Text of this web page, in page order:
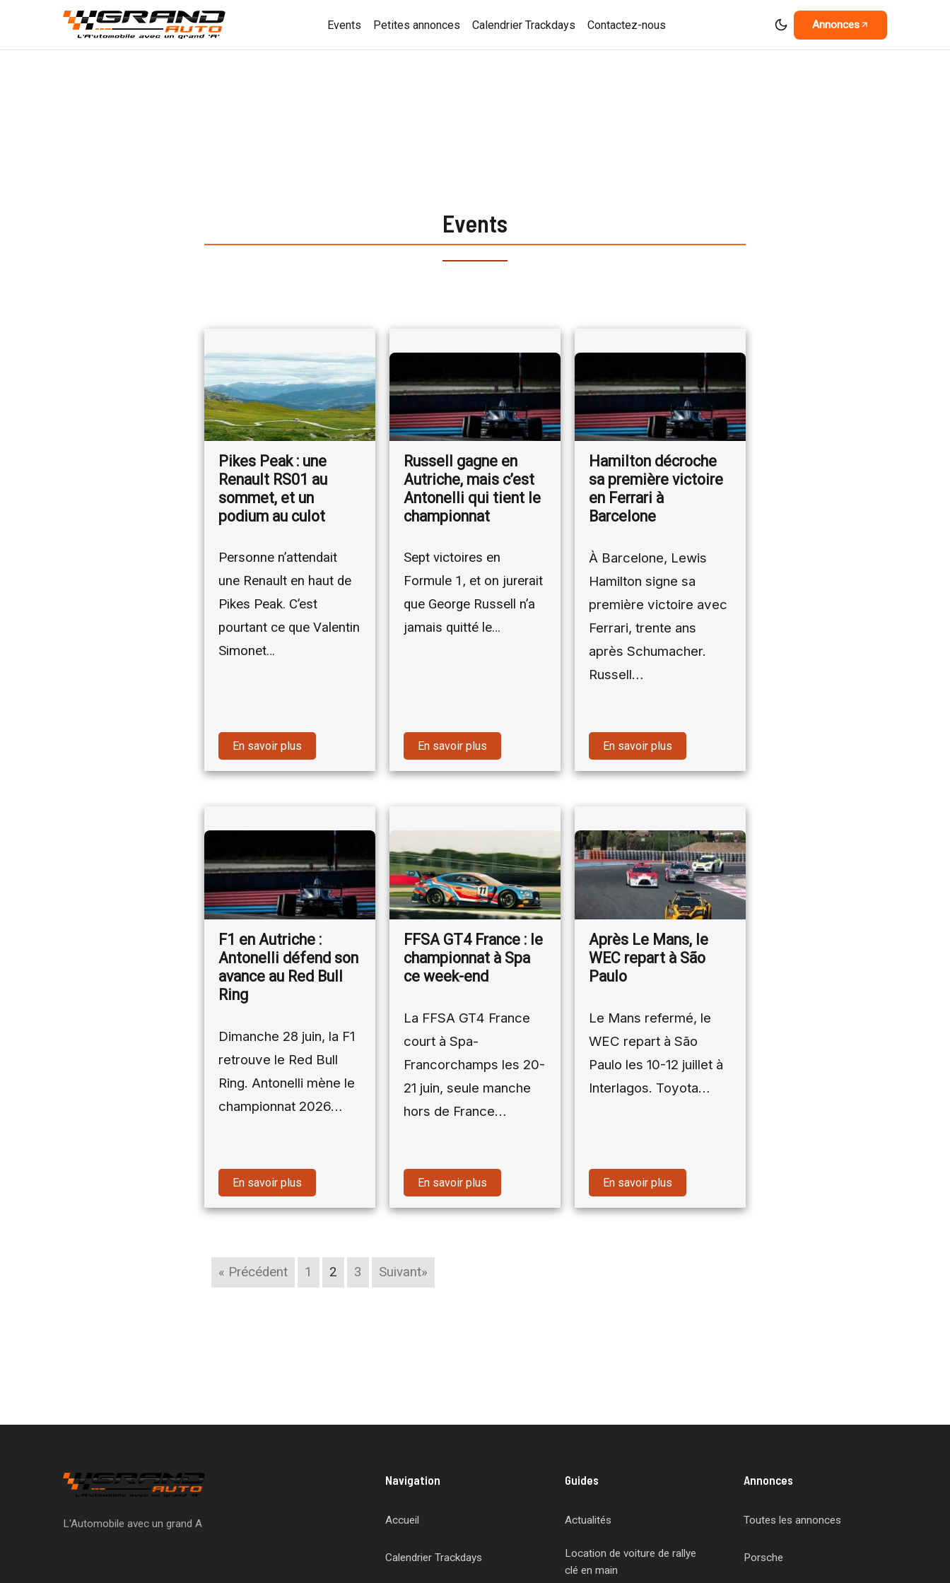
Events Petites annonces Calendrier Trackdays Contactez-nous Annonces
Events
Pikes Peak : une
Renault RS01 au
sommet, et un
podium au culot
Personne n’attendait
une Renault en haut de
Pikes Peak. C’est
pourtant ce que Valentin
Simonet…
En savoir plus
Russell gagne en
Autriche, mais c’est
Antonelli qui tient le
championnat
Sept victoires en
Formule 1, et on jurerait
que George Russell n’a
jamais quitté le…
En savoir plus
Hamilton décroche
sa première victoire
en Ferrari à
Barcelone
À Barcelone, Lewis
Hamilton signe sa
première victoire avec
Ferrari, trente ans
après Schumacher.
Russell…
En savoir plus
F1 en Autriche :
Antonelli défend son
avance au Red Bull
Ring
Dimanche 28 juin, la F1
retrouve le Red Bull
Ring. Antonelli mène le
championnat 2026…
En savoir plus
FFSA GT4 France : le
championnat à Spa
ce week-end
La FFSA GT4 France
court à Spa-
Francorchamps les 20-
21 juin, seule manche
hors de France…
En savoir plus
Après Le Mans, le
WEC repart à São
Paulo
Le Mans refermé, le
WEC repart à São
Paulo les 10-12 juillet à
Interlagos. Toyota…
En savoir plus
« Précédent 1 2 3 Suivant»
L'Automobile avec un grand A
Navigation
Accueil
Calendrier Trackdays
Guides
Actualités
Location de voiture de rallye
clé en main
Annonces
Toutes les annonces
Porsche